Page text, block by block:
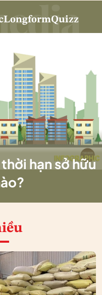
LongformQuizz
hạn sở hữu